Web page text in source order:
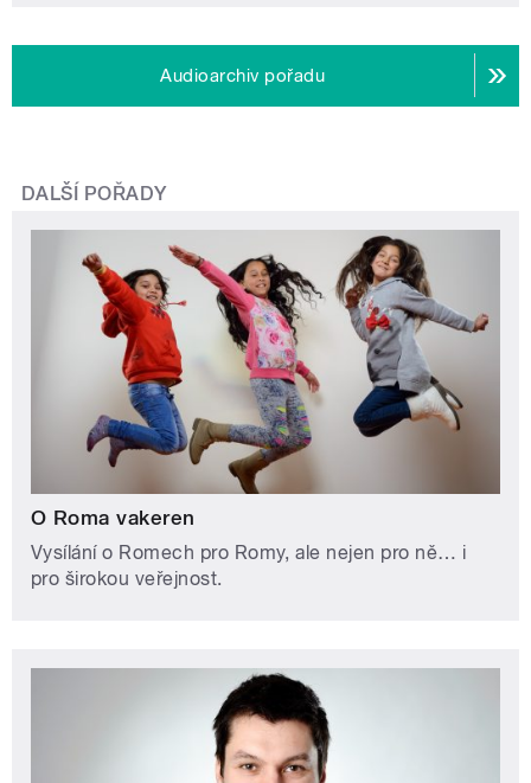
Audioarchiv pořadu
DALŠÍ POŘADY
O Roma vakeren
Vysílání o Romech pro Romy, ale nejen pro ně… i
pro širokou veřejnost.